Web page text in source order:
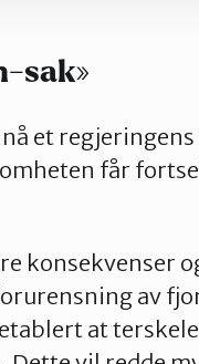
sak»
et
får
konsekvenser
av
at